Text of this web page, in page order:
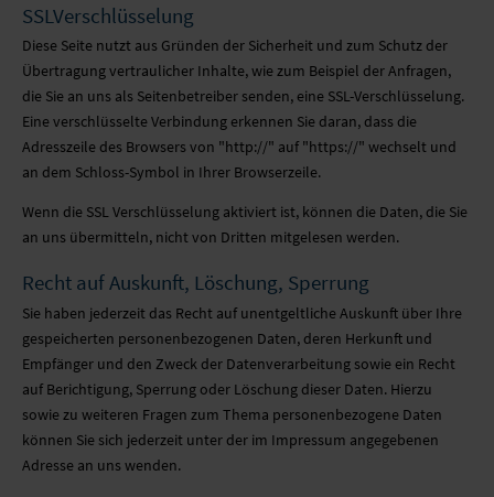
SSLVerschlüsselung
Diese Seite nutzt aus Gründen der Sicherheit und zum Schutz der
Übertragung vertraulicher Inhalte, wie zum Beispiel der Anfragen,
die Sie an uns als Seitenbetreiber senden, eine SSL-Verschlüsselung.
Eine verschlüsselte Verbindung erkennen Sie daran, dass die
Adresszeile des Browsers von "http://" auf "https://" wechselt und
an dem Schloss-Symbol in Ihrer Browserzeile.
Wenn die SSL Verschlüsselung aktiviert ist, können die Daten, die Sie
an uns übermitteln, nicht von Dritten mitgelesen werden.
Recht auf Auskunft, Löschung, Sperrung
Sie haben jederzeit das Recht auf unentgeltliche Auskunft über Ihre
gespeicherten personenbezogenen Daten, deren Herkunft und
Empfänger und den Zweck der Datenverarbeitung sowie ein Recht
auf Berichtigung, Sperrung oder Löschung dieser Daten. Hierzu
sowie zu weiteren Fragen zum Thema personenbezogene Daten
können Sie sich jederzeit unter der im Impressum angegebenen
Adresse an uns wenden.